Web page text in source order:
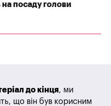
посаду голови
до кінця, ми
що він був корисним